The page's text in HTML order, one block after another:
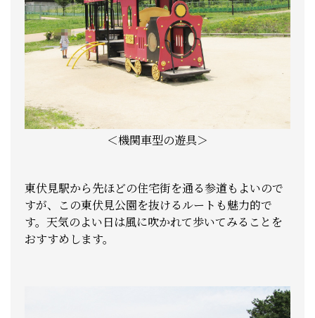
＜機関車型の遊具＞
東伏見駅から先ほどの住宅街を通る参道もよいので
すが、この東伏見公園を抜けるルートも魅力的で
す。天気のよい日は風に吹かれて歩いてみることを
おすすめします。